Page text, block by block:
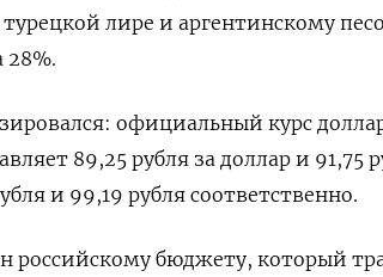
лире и аргентинскому
28%.
официальный курс
89,25 рубля за доллар и 91,75
и 99,19 рубля соответственно.
российскому бюджету, который